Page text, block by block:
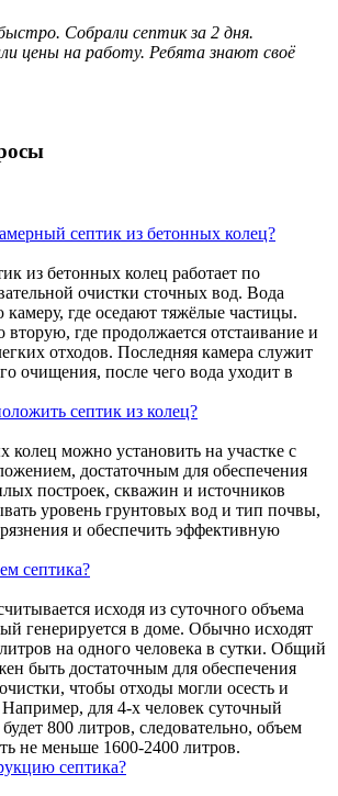
Собрали септик за 2 дня.
цены на работу. Ребята знают своё
септик из бетонных колец?
из бетонных колец работает по
очистки сточных вод. Вода
камеру, где оседают тяжёлые частицы.
вторую, где продолжается отстаивание и
отходов. Последняя камера служит
очищения, после чего вода уходит в
септик из колец?
колец можно установить на участке с
достаточным для обеспечения
построек, скважин и источников
уровень грунтовых вод и тип почвы,
и обеспечить эффективную
септика?
исходя из суточного объема
генерируется в доме. Обычно исходят
на одного человека в сутки. Общий
быть достаточным для обеспечения
чтобы отходы могли осесть и
Например, для 4-х человек суточный
800 литров, следовательно, объем
не меньше 1600-2400 литров.
септика?